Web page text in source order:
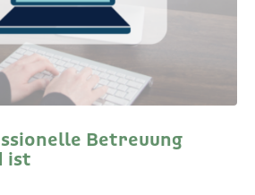
Betreuung
ist